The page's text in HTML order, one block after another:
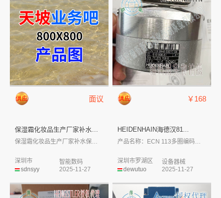
面议
sdnsyy
深圳市
智能数码
2025-11-27
￥168
HEIDENHAIN海德汉81...
dewutuo
深圳市罗湖区
设备器械
2025-11-27